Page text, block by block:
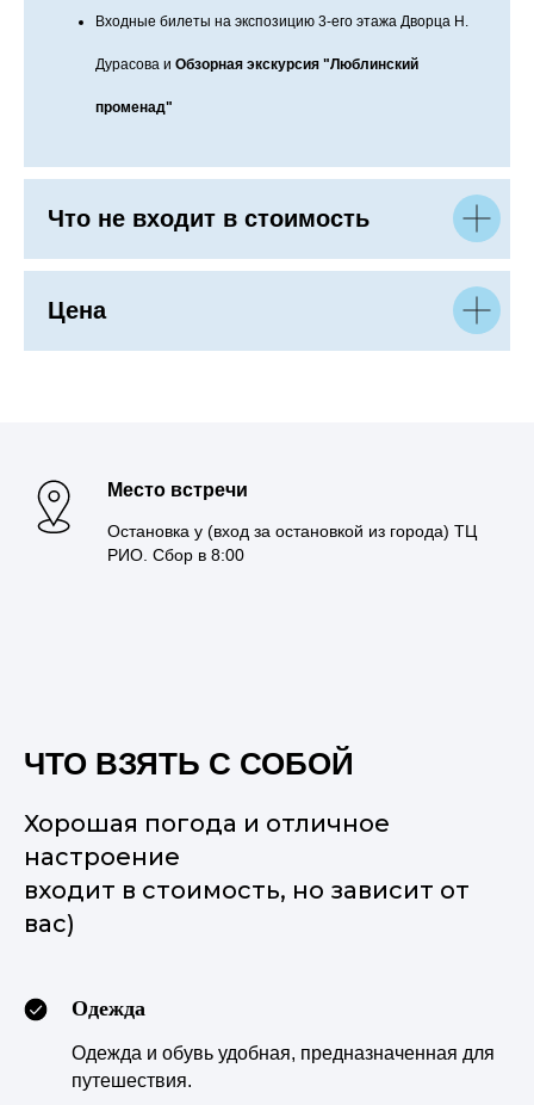
Входные билеты на экспозицию 3-его этажа Дворца Н.
Дурасова и Обзорная экскурсия "Люблинский
променад"
Что не входит в стоимость
Цена
Место встречи
Остановка у (вход за остановкой из города) ТЦ
РИО. Сбор в 8:00
ЧТО ВЗЯТЬ С СОБОЙ
Хорошая погода и отличное
настроение
входит в стоимость, но зависит от
вас)
Одежда
Одежда и обувь удобная, предназначенная для
путешествия.